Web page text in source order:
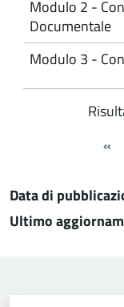
Modulo 2 -
Documentale
Modulo 3 -
«
Data di
Ultimo